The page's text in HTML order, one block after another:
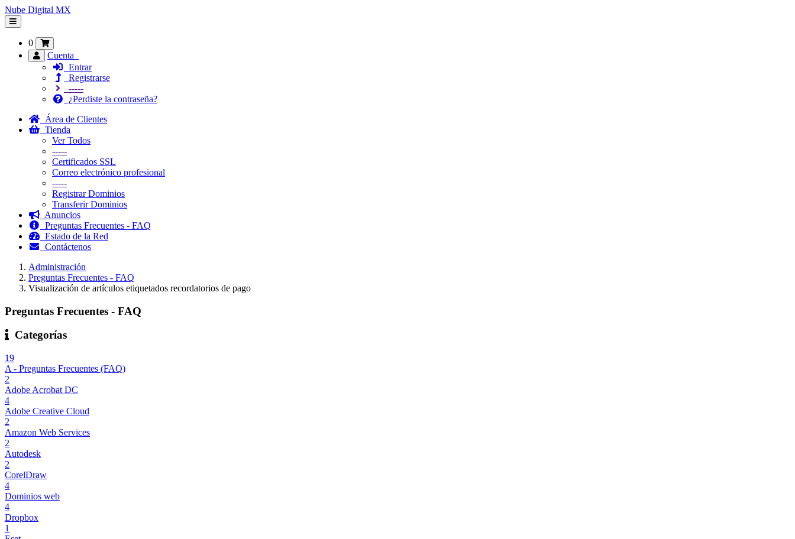
Nube Digital MX
Alternar
Navegación
0
Cuenta
Entrar
Registrarse
-----
¿Perdiste la contraseña?
Área de Clientes
Tienda
Ver Todos
-----
Certificados SSL
Correo electrónico profesional
-----
Registrar Dominios
Transferir Dominios
Anuncios
Preguntas Frecuentes - FAQ
Estado de la Red
Contáctenos
Administración
Preguntas Frecuentes - FAQ
Visualización de artículos etiquetados recordatorios de pago
Preguntas Frecuentes - FAQ
Categorías
19
A - Preguntas Frecuentes (FAQ)
2
Adobe Acrobat DC
4
Adobe Creative Cloud
2
Amazon Web Services
2
Autodesk
2
CorelDraw
4
Dominios web
4
Dropbox
1